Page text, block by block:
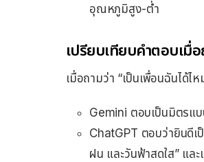
อุณหภูมิสูง-ต่ำ
เปรียบเทียบคำตอบเมื่
เมื่อถามว่า “เป็นเพื่อนฉันได้ไห
Gemini ตอบเป็นมิตรแ
ChatGPT ตอบว่ายินดี
ฝน และวันฟ้าสดใส” แล